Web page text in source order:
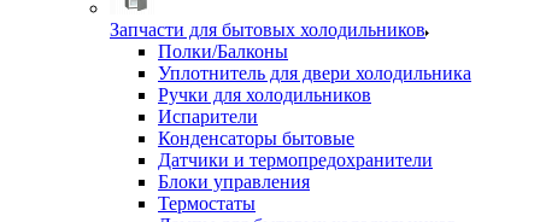
Запчасти для бытовых холодильников
Полки/Балконы
Уплотнитель для двери холодильника
Ручки для холодильников
Испарители
Конденсаторы бытовые
Датчики и термопредохранители
Блоки управления
Термостаты